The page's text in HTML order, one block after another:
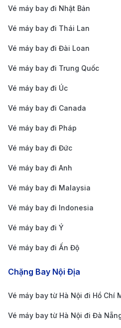
trạm Gateway Transit
có thể chuyển tiếp lên
vào trung tâm thành phố.
cho thuê xe của các hãng
Enterprise, Avis, phù hợp
động khám phá Portland
Portland giúp bạn
kế hoạch bay từ Cần Thơ
trước từ 2 – 3 tháng để có
rẻ. Đặc biệt, trong các dịp
mùa du lịch, đặt vé sớm
chuyến bay với thời gian
Theo dõi các chương
ANA (All Nippon
Vé máy bay đi Nhật Bản
Vé máy bay đi Thái Lan
Vé máy bay đi Đài Loan
Vé máy bay đi Trung Quốc
Vé máy bay đi Úc
Vé máy bay đi Canada
Vé máy bay đi Pháp
Vé máy bay đi Đức
Vé máy bay đi Anh
Vé máy bay đi Malaysia
Vé máy bay đi Indonesia
Vé máy bay đi Ý
Vé máy bay đi Ấn Độ
Chặng Bay Nội Địa
Vé máy bay từ Hà Nội đi Hồ Chí
Vé máy bay từ Hà Nội đi Đà